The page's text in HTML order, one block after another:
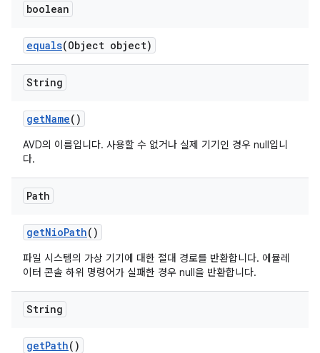
boolean
equals(Object object)
String
getName()
AVD의 이름입니다. 사용할 수 없거나 실제 기기인 경우 null입니
다.
Path
getNioPath()
파일 시스템의 가상 기기에 대한 절대 경로를 반환합니다. 에뮬레
이터 콘솔 하위 명령어가 실패한 경우 null을 반환합니다.
String
getPath()